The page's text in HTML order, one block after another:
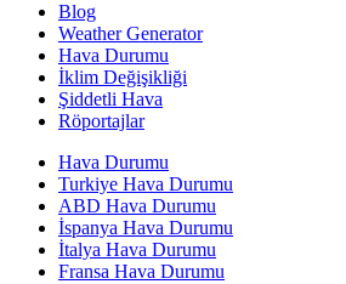
Blog
Weather Generator
Hava Durumu
İklim Değişikliği
Şiddetli Hava
Röportajlar
Hava Durumu
Turkiye Hava Durumu
ABD Hava Durumu
İspanya Hava Durumu
İtalya Hava Durumu
Fransa Hava Durumu